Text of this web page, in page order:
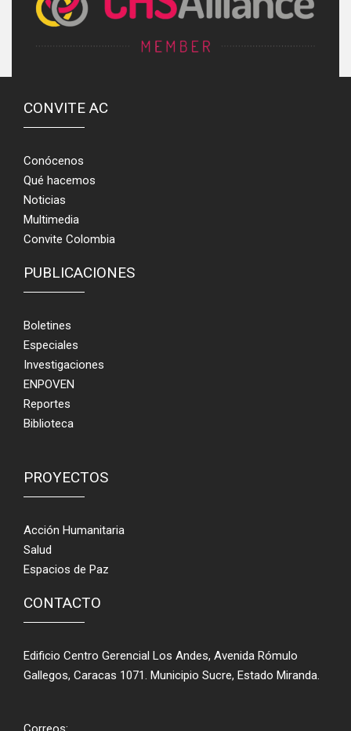
CONVITE AC
Conócenos
Qué hacemos
Noticias
Multimedia
Convite Colombia
PUBLICACIONES
Boletines
Especiales
Investigaciones
ENPOVEN
Reportes
Biblioteca
PROYECTOS
Acción Humanitaria
Salud
Espacios de Paz
CONTACTO
Edificio Centro Gerencial Los Andes, Avenida Rómulo
Gallegos, Caracas 1071. Municipio Sucre, Estado Miranda.